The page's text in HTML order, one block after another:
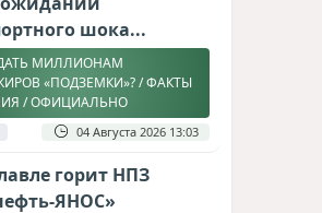
шока...
МИЛЛИОНАМ
«ПОДЗЕМКИ»? / ФАКТЫ
/ ОФИЦИАЛЬНО
04 Августа 2026 13:03
горит НПЗ
ЯНОС»